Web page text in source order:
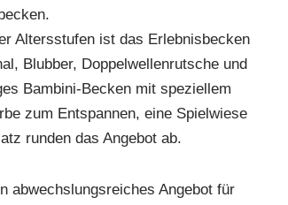
Altersstufen ist das Erlebnisbecken
Blubber, Doppelwellenrutsche und
Bambini-Becken mit speziellem
zum Entspannen, eine Spielwiese
runden das Angebot ab.
abwechslungsreiches Angebot für